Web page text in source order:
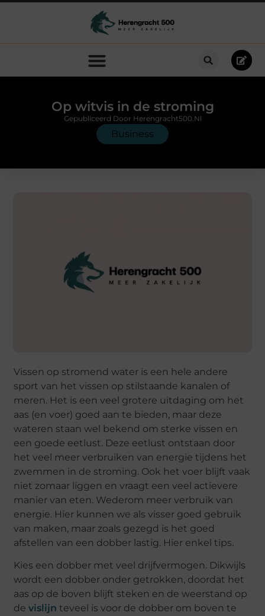
Op witvis in de stroming
Business
Gepubliceerd Door Herengracht500.nl
Vissen op stromend water is een hele andere
sport van het vissen op stilstaande kanalen of
meren. Het is een veel grotere uitdaging om het
aas (en voer) goed aan te bieden, maar deze
wateren staan wel bekend om sterke vissen en
een goede eetlust. Deze eetlust ontstaan door
het veel meer verbruiken van energie tijdens het
zwemmen in de stroming. Ook het voer blijft vaak
niet zomaar liggen en vraagt een veel actievere
manier van eten. Wederom meer verbruik van
energie. Hier kunnen we als visser goed gebruik
van maken, maar zoals gezegd is het goed
afstellen van een dobber lastig. Hier enkel tips.
Kies een dobber met veel drijfvermogen. Dikwijls
wordt een dobber onder getrokken, doordat het
aas op de boven blijft steken en de weerstand op
devislijn teveel is voor de dobber om boven te